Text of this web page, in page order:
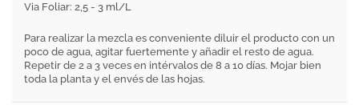
Via Foliar: 2,5 - 3 ml/L
Para realizar la mezcla es conveniente diluir el producto con un
poco de agua, agitar fuertemente y añadir el resto de agua.
Repetir de 2 a 3 veces en intérvalos de 8 a 10 días. Mojar bien
toda la planta y el envés de las hojas.